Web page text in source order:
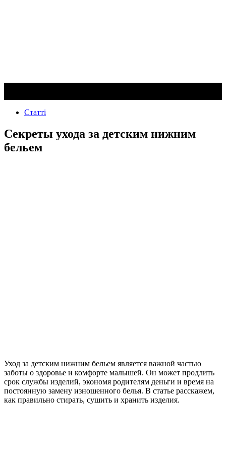
Статті
Секреты ухода за детским нижним
бельем
Уход за детским нижним бельем является важной частью
заботы о здоровье и комфорте малышей. Он может продлить
срок службы изделий, экономя родителям деньги и время на
постоянную замену изношенного белья. В статье расскажем,
как правильно стирать, сушить и хранить изделия.